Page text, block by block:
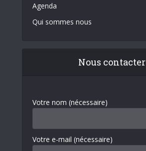
Agenda
Qui sommes nous
Nous contacter
Votre nom (nécessaire)
Votre e-mail (nécessaire)